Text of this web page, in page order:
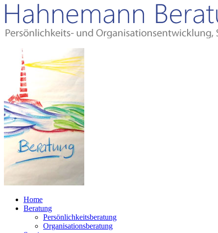
Home
Beratung
Persönlichkeitsberatung
Organisationsberatung